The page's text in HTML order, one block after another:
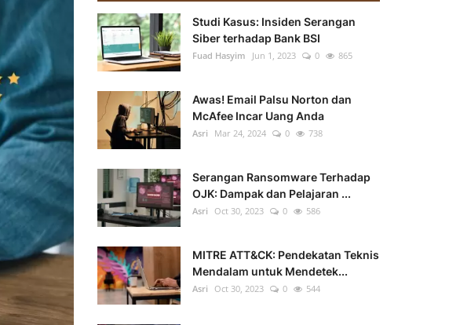
Studi Kasus: Insiden Serangan
Siber terhadap Bank BSI
Fuad Hasyim Jun 1, 2023 0 865
Awas! Email Palsu Norton dan
McAfee Incar Uang Anda
Asri Mar 24, 2024 0 738
Serangan Ransomware Terhadap
OJK: Dampak dan Pelajaran ...
Asri Oct 30, 2023 0 586
MITRE ATT&CK: Pendekatan Teknis
Mendalam untuk Mendetek...
Asri Oct 30, 2023 0 544